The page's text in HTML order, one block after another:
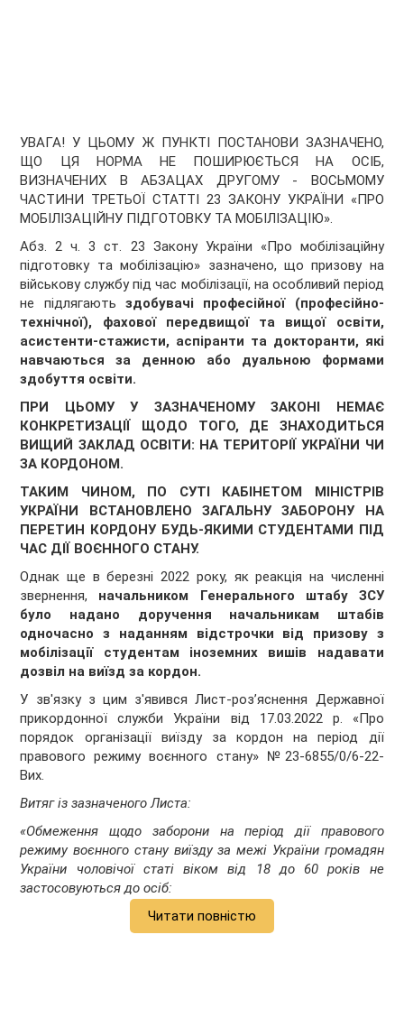
УВАГА! У ЦЬОМУ Ж ПУНКТІ ПОСТАНОВИ ЗАЗНАЧЕНО,
ЩО ЦЯ НОРМА НЕ ПОШИРЮЄТЬСЯ НА ОСІБ,
ВИЗНАЧЕНИХ В АБЗАЦАХ ДРУГОМУ - ВОСЬМОМУ
ЧАСТИНИ ТРЕТЬОЇ СТАТТІ 23 ЗАКОНУ УКРАЇНИ «ПРО
МОБІЛІЗАЦІЙНУ ПІДГОТОВКУ ТА МОБІЛІЗАЦІЮ».
Абз. 2 ч. 3 ст. 23 Закону України «Про мобілізаційну
підготовку та мобілізацію» зазначено, що призову на
військову службу під час мобілізації, на особливий період
не підлягають здобувачі професійної (професійно-
технічної), фахової передвищої та вищої освіти,
асистенти-стажисти, аспіранти та докторанти, які
навчаються за денною або дуальною формами
здобуття освіти.
ПРИ ЦЬОМУ У ЗАЗНАЧЕНОМУ ЗАКОНІ НЕМАЄ
КОНКРЕТИЗАЦІЇ ЩОДО ТОГО, ДЕ ЗНАХОДИТЬСЯ
ВИЩИЙ ЗАКЛАД ОСВІТИ: НА ТЕРИТОРІЇ УКРАЇНИ ЧИ
ЗА КОРДОНОМ.
ТАКИМ ЧИНОМ, ПО СУТІ КАБІНЕТОМ МІНІСТРІВ
УКРАЇНИ ВСТАНОВЛЕНО ЗАГАЛЬНУ ЗАБОРОНУ НА
ПЕРЕТИН КОРДОНУ БУДЬ-ЯКИМИ СТУДЕНТАМИ ПІД
ЧАС ДІЇ ВОЄННОГО СТАНУ.
Однак ще в березні 2022 року, як реакція на численні
звернення, начальником Генерального штабу ЗСУ
було надано доручення начальникам штабів
одночасно з наданням відстрочки від призову з
мобілізації студентам іноземних вишів надавати
дозвіл на виїзд за кордон.
У зв'язку з цим з'явився Лист-роз’яснення Державної
прикордонної служби України від 17.03.2022 р. «Про
порядок організації виїзду за кордон на період дії
правового режиму воєнного стану» №23-6855/0/6-22-
Вих.
Витяг із зазначеного Листа:
«Обмеження щодо заборони на період дії правового
режиму воєнного стану виїзду за межі України громадян
України чоловічої статі віком від 18 до 60 років не
застосовуються до осіб:
Читати повністю